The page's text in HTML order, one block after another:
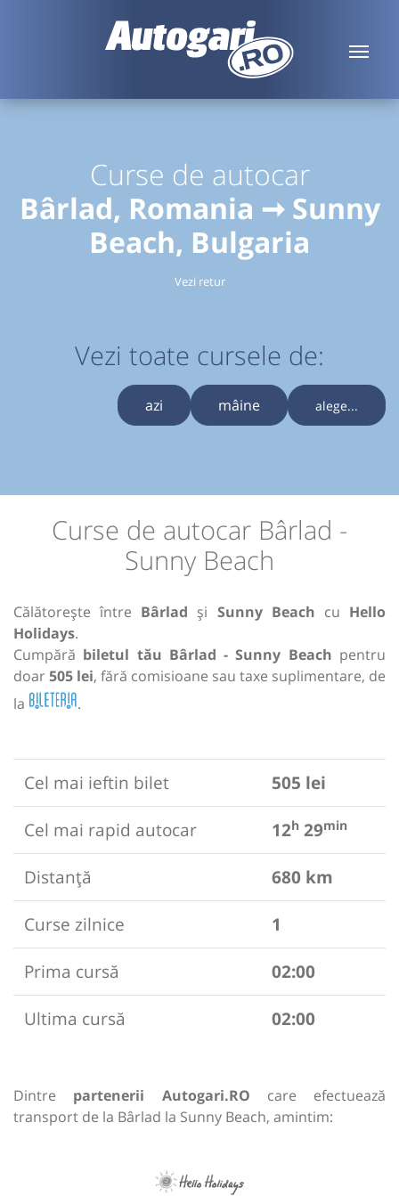
Curse de autocar
Bârlad, Romania ➞ Sunny
Beach, Bulgaria
Vezi retur
Vezi toate cursele de:
azi mâine alege...
Curse de autocar Bârlad -
Sunny Beach
Călătorește între Bârlad și Sunny Beach cu Hello
Holidays.
Cumpără biletul tău Bârlad - Sunny Beach pentru
doar505 lei, fără comisioane sau taxe suplimentare, de
la
.
Cel mai ieftin bilet
505 lei
Cel mai rapid autocar
12h 29min
Distanță
680 km
Curse zilnice
1
Prima cursă
02:00
Ultima cursă
02:00
Dintre partenerii Autogari.RO care efectuează
transport de la Bârlad la Sunny Beach, amintim: